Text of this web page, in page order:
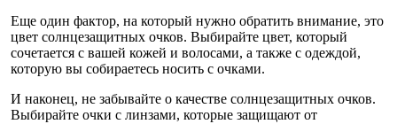
Еще один фактор, на который нужно обратить внимание, это
цвет солнцезащитных очков. Выбирайте цвет, который
сочетается с вашей кожей и волосами, а также с одеждой,
которую вы собираетесь носить с очками.
И наконец, не забывайте о качестве солнцезащитных очков.
Выбирайте очки с линзами, которые защищают от